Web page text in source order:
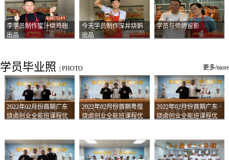
李学员制作蜜汁烧鸡翅
出品
今天学员制作深井烧鹅
出品
学员与师傅留影
学员毕业照 PHOTO 更多/more
2022年02月份首期广东
烧卤创业全能班课程优
2022年02月份首期粤煌
烧卤创业全能班课程优
2022年02月份首期广东
烧卤创业全能班课程优